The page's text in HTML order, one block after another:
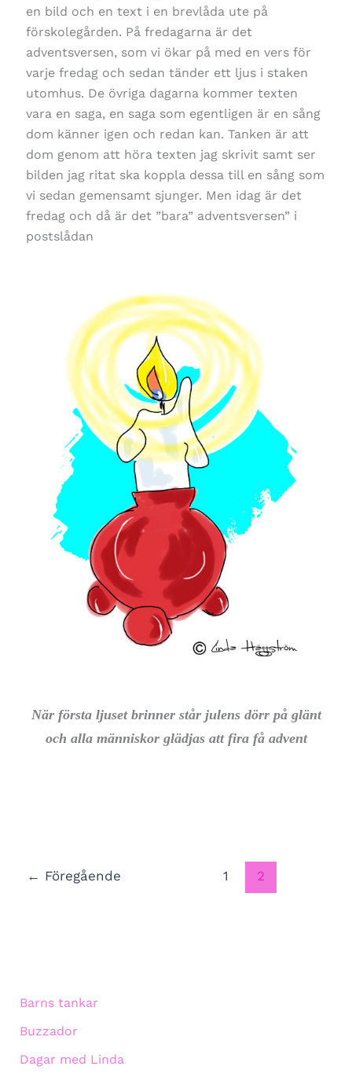
en bild och en text i en brevlåda ute på
förskolegården. På fredagarna är det
adventsversen, som vi ökar på med en vers för
varje fredag och sedan tänder ett ljus i staken
utomhus. De övriga dagarna kommer texten
vara en saga, en saga som egentligen är en sång
dom känner igen och redan kan. Tanken är att
dom genom att höra texten jag skrivit samt ser
bilden jag ritat ska koppla dessa till en sång som
vi sedan gemensamt sjunger. Men idag är det
fredag och då är det ”bara” adventsversen” i
postslådan
När första ljuset brinner står julens dörr på glänt
och alla människor glädjas att fira få advent
← Föregående 1 2
Barns tankar
Buzzador
Dagar med Linda